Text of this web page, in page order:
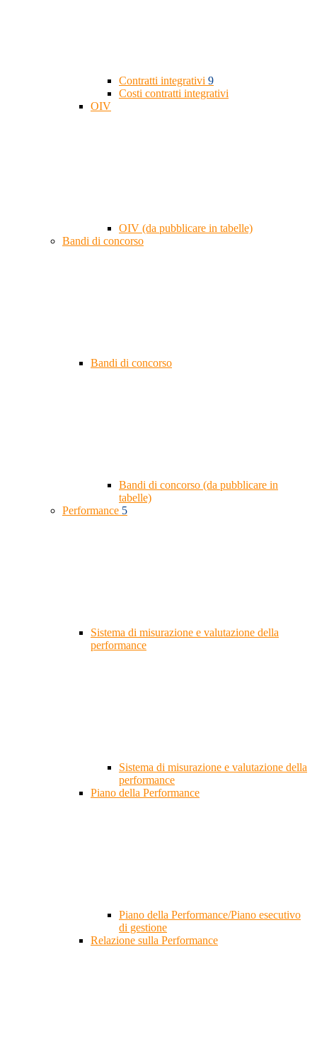
Contratti integrativi 9
Costi contratti integrativi
OIV
OIV (da pubblicare in tabelle)
Bandi di concorso
Bandi di concorso
Bandi di concorso (da pubblicare in
tabelle)
Performance 5
Sistema di misurazione e valutazione della
performance
Sistema di misurazione e valutazione della
performance
Piano della Performance
Piano della Performance/Piano esecutivo
di gestione
Relazione sulla Performance